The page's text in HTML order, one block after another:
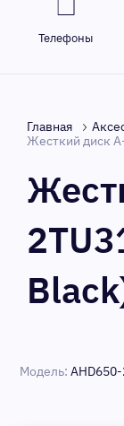
Телефоны
Главная
Жесткий диск
Модель: